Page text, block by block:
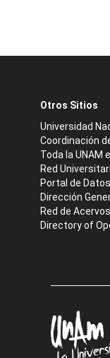
Otros Sitios
Universidad
Coordinación
Toda la UNAM
Red
Portal de
Dirección
Red de
Directory of